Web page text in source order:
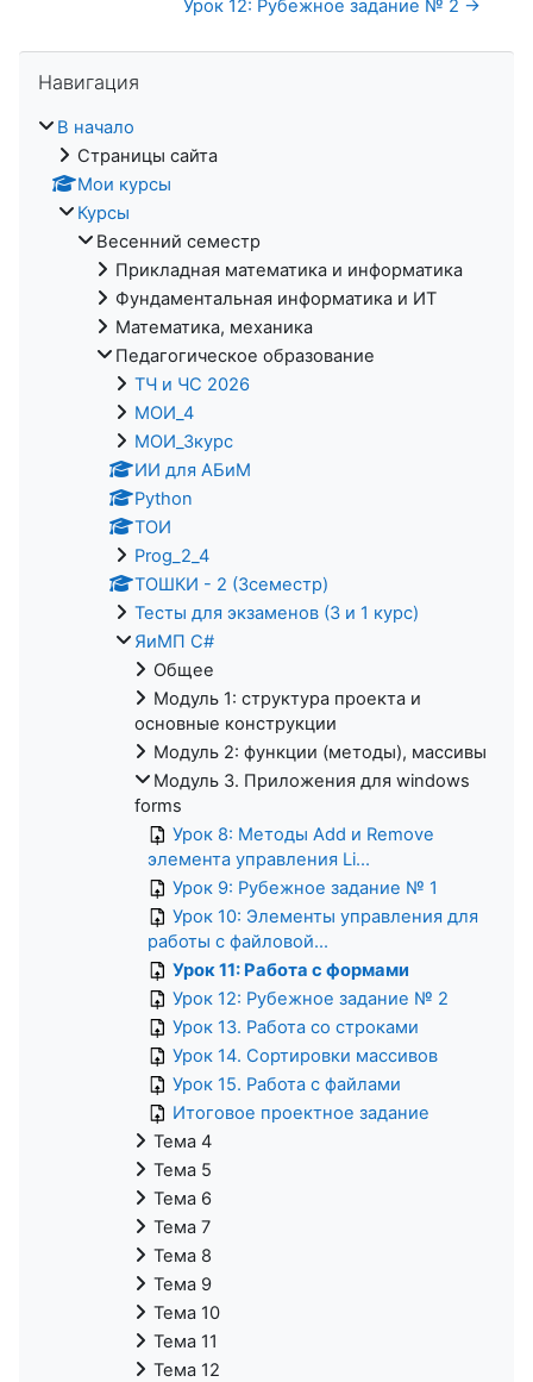
Урок 12: Рубежное задание № 2 →
Навигация
В начало
Страницы сайта
Мои курсы
Курсы
Весенний семестр
Прикладная математика и информатика
Фундаментальная информатика и ИТ
Математика, механика
Педагогическое образование
ТЧ и ЧС 2026
МОИ_4
МОИ_3курс
ИИ для АБиМ
Python
ТОИ
Prog_2_4
ТОШКИ - 2 (3семестр)
Тесты для экзаменов (3 и 1 курс)
ЯиМП C#
Общее
Модуль 1: структура проекта и
основные конструкции
Модуль 2: функции (методы), массивы
Модуль 3. Приложения для windows
forms
Урок 8: Методы Add и Remove
элемента управления Li...
Урок 9: Рубежное задание № 1
Урок 10: Элементы управления для
работы с файловой...
Урок 11: Работа с формами
Урок 12: Рубежное задание № 2
Урок 13. Работа со строками
Урок 14. Сортировки массивов
Урок 15. Работа с файлами
Итоговое проектное задание
Тема 4
Тема 5
Тема 6
Тема 7
Тема 8
Тема 9
Тема 10
Тема 11
Тема 12